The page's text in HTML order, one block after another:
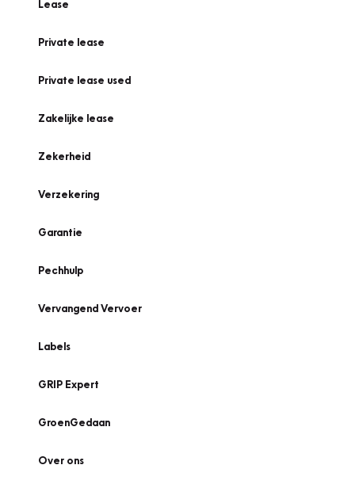
Lease
Private lease
Private lease used
Zakelijke lease
Zekerheid
Verzekering
Garantie
Pechhulp
Vervangend Vervoer
Labels
GRIP Expert
GroenGedaan
Over ons